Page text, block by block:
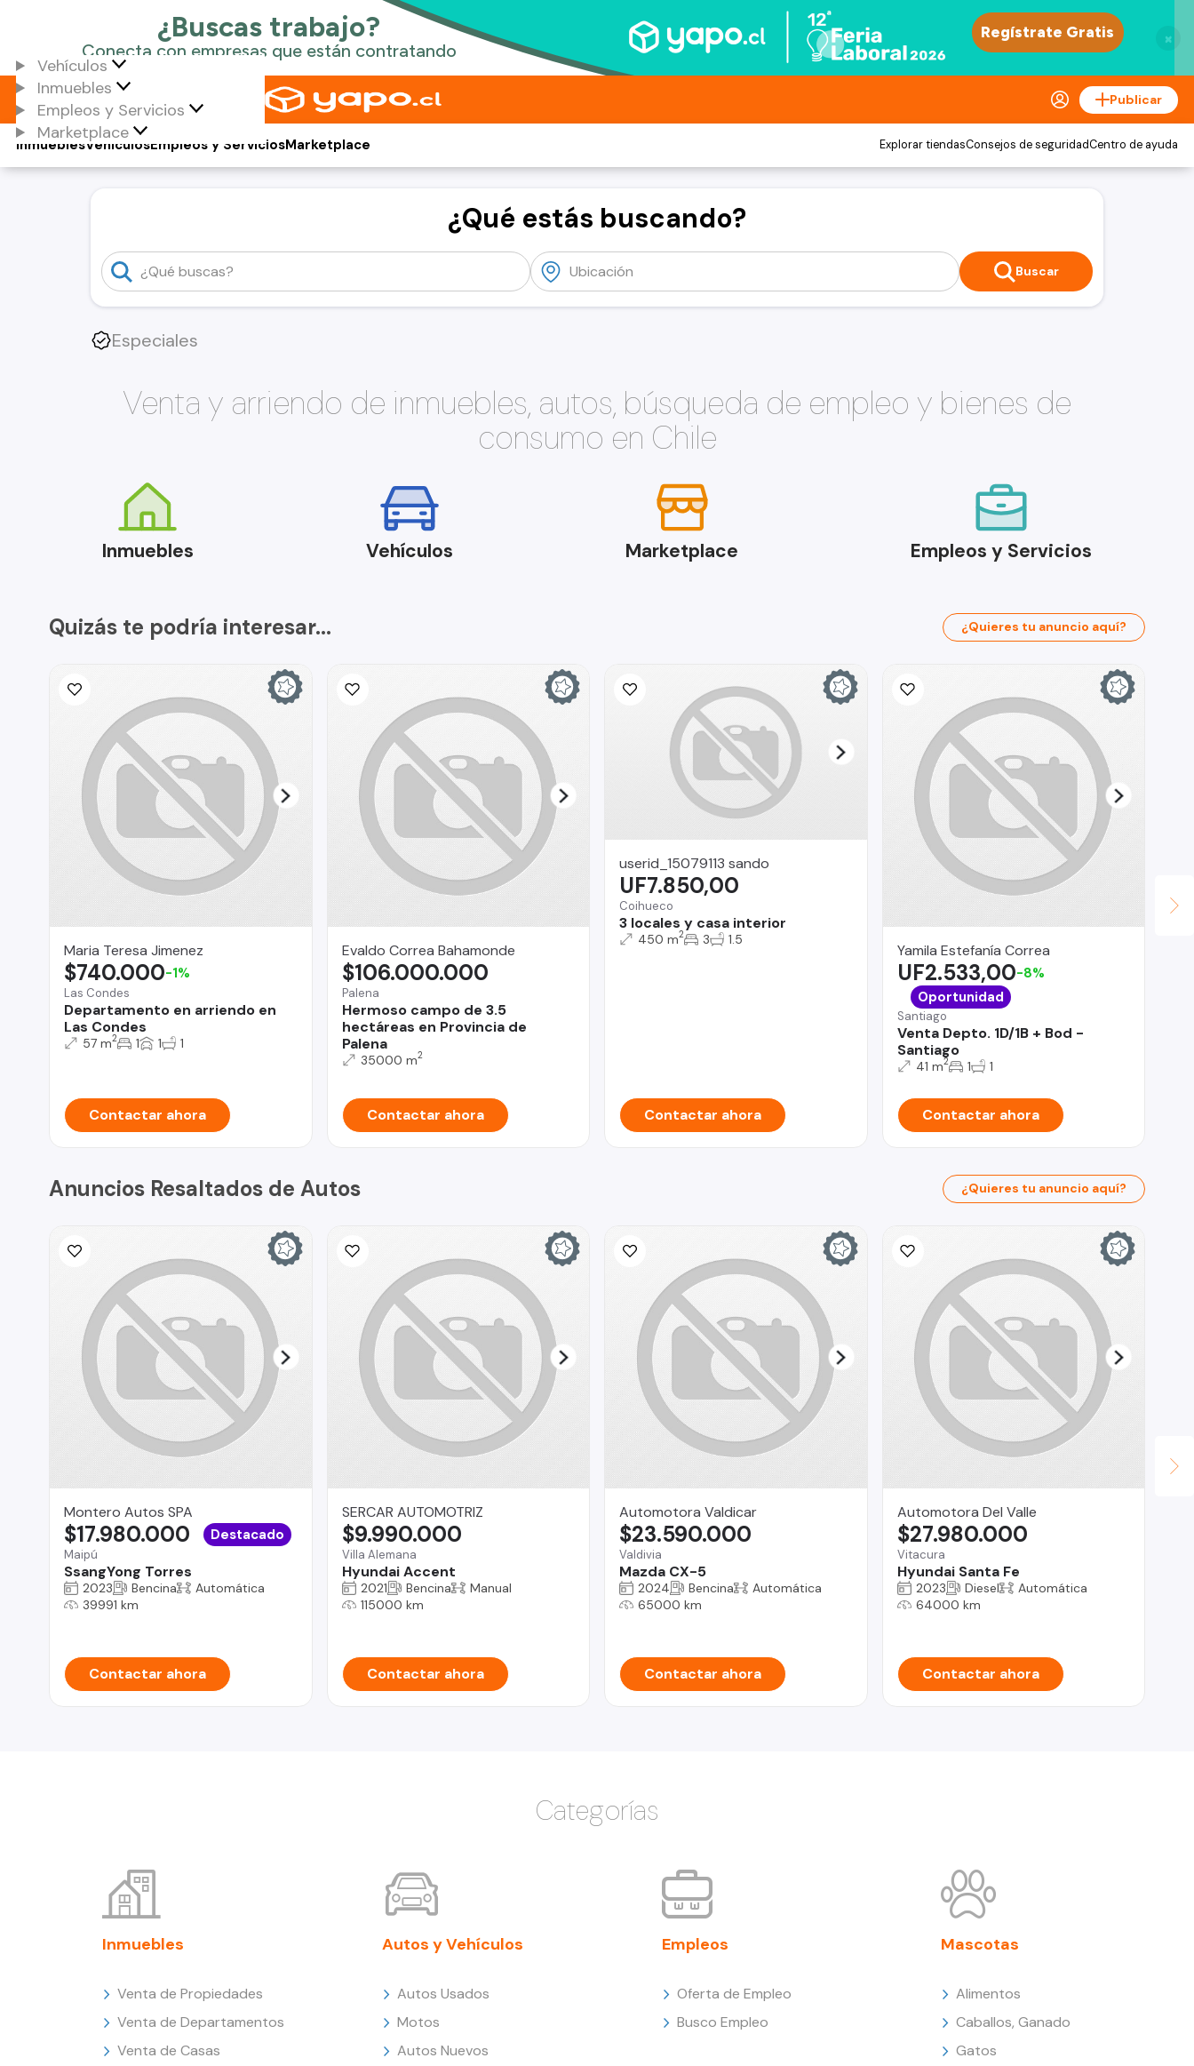
×
Vehículos
Inmuebles
Empleos y Servicios
Marketplace
Publicar
Vehículos
Inmuebles Empleos y ServiciosMarketplace Explorar tiendasConsejos de seguridadCentro de ayuda
¿Qué estás buscando?
Buscar
Especiales
Venta y arriendo de inmuebles, autos, búsqueda de empleo y bienes de
consumo en Chile
Inmuebles Vehículos Marketplace Empleos y Servicios
Quizás te podría interesar... ¿Quieres tu anuncio aquí?
Maria Teresa Jimenez
Las Condes
Departamento en arriendo en
Las Condes
$740.000-1%
57 m2 1 1 1
Contactar ahora
Evaldo Correa Bahamonde
Palena
Hermoso campo de 3.5
hectáreas en Provincia de
Palena
$106.000.000
35000 m2
Contactar ahora
userid_15079113 sando
Coihueco
3 locales y casa interior
UF7.850,00
450 m2 3 1.5
Contactar ahora
Yamila Estefanía Correa
Santiago
Venta Depto. 1D/1B + Bod -
Santiago
UF2.533,00-8%
Oportunidad
41 m2 1 1
Contactar ahora
Anuncios Resaltados de Autos ¿Quieres tu anuncio aquí?
Montero Autos SPA
Maipú
SsangYong Torres
$17.980.000 Destacado
2023 Bencina
Automática
39991 km
Contactar ahora
SERCAR AUTOMOTRIZ
Villa Alemana
Hyundai Accent
$9.990.000
2021 Bencina
Manual
115000 km
Contactar ahora
Automotora Valdicar
Valdivia
Mazda CX-5
$23.590.000
2024 Bencina
Automática
65000 km
Contactar ahora
Automotora Del Valle
Vitacura
Hyundai Santa Fe
$27.980.000
2023 Diesel
Automática
64000 km
Contactar ahora
Categorías
Inmuebles
Venta de Propiedades
Venta de Departamentos
Venta de Casas
Autos y Vehículos
Autos Usados
Motos
Autos Nuevos
Empleos
Oferta de Empleo
Busco Empleo
Mascotas
Alimentos
Caballos, Ganado
Gatos